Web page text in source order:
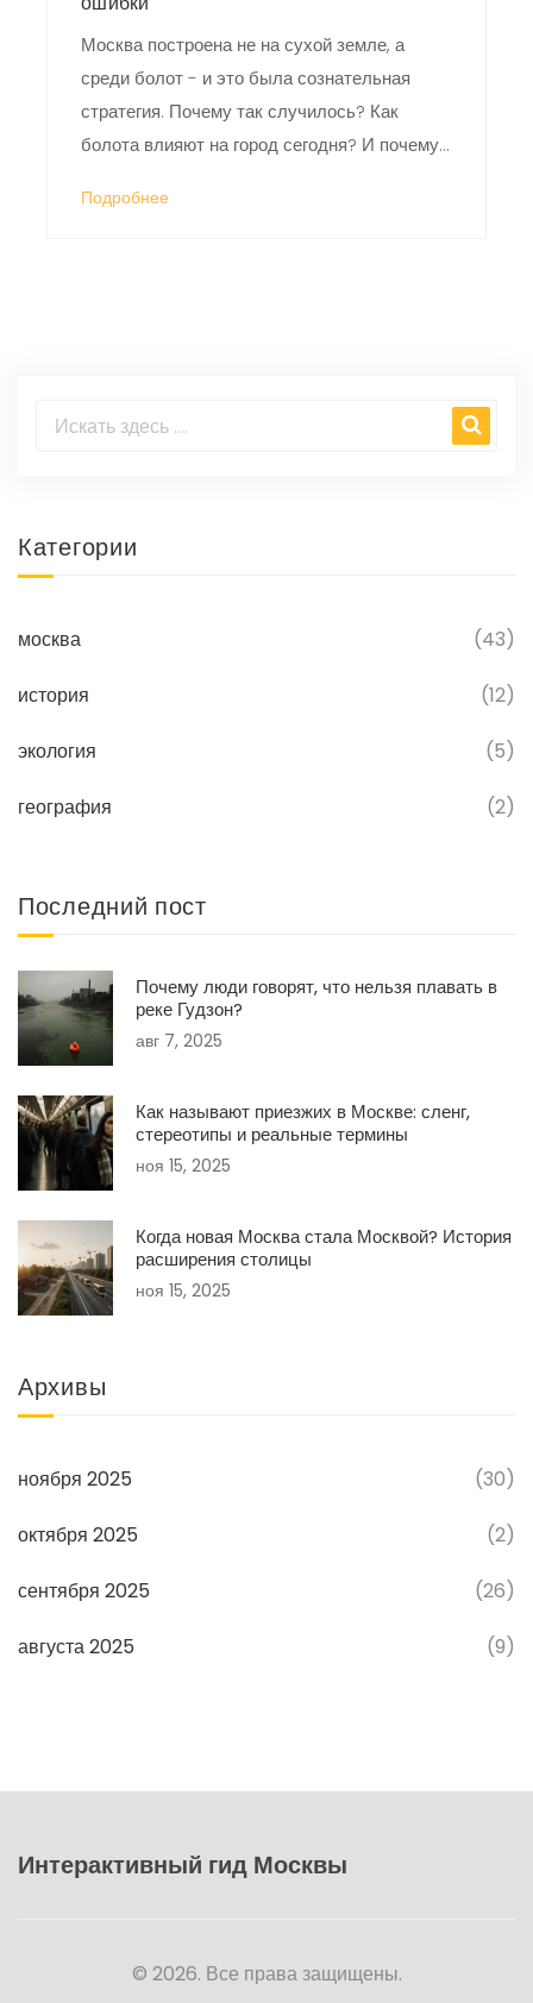
Москва построена не на сухой земле, а
среди болот - и это была сознательная
стратегия. Почему так случилось? Как
болота влияют на город сегодня? И почему
Подробнее
Категории
москва (43)
история (12)
экология (5)
география (2)
Последний пост
Почему люди говорят, что нельзя плавать в
реке Гудзон?
авг 7, 2025
Как называют приезжих в Москве: сленг,
стереотипы и реальные термины
ноя 15, 2025
Когда новая Москва стала Москвой? История
расширения столицы
ноя 15, 2025
Архивы
ноября 2025 (30)
октября 2025 (2)
сентября 2025 (26)
августа 2025 (9)
Интерактивный гид Москвы
© 2026. Все права защищены.